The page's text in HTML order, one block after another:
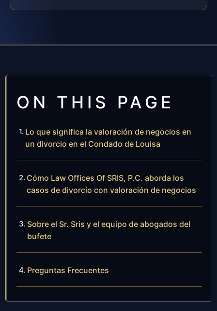
ON THIS PAGE
Lo que significa la valoración de negocios en
un divorcio en el Condado de Louisa
Cómo Law Offices Of SRIS, P.C. aborda los
casos de divorcio con valoración de negocios
Sobre el Sr. Sris y el equipo de abogados del
bufete
Preguntas Frecuentes